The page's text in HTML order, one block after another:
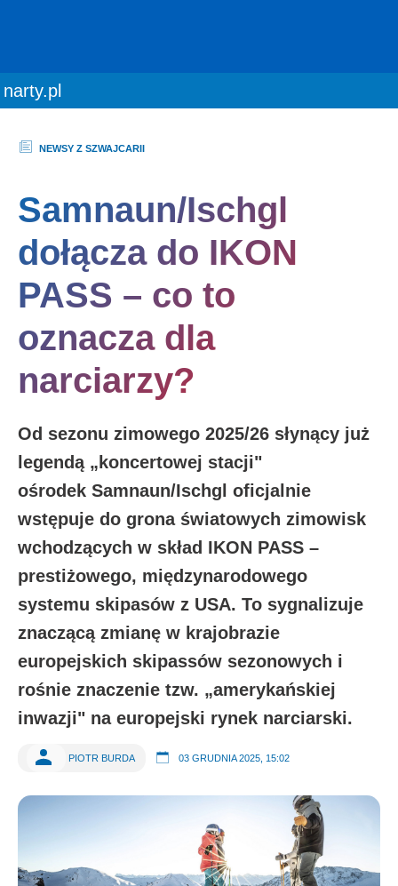
You are here:
narty.pl
NEWSY Z SZWAJCARII
Samnaun/Ischgl
dołącza do IKON
PASS – co to
oznacza dla
narciarzy?
Od sezonu zimowego 2025/26 słynący już
legendą „koncertowej stacji"
ośrodek Samnaun/Ischgl oficjalnie
wstępuje do grona światowych zimowisk
wchodzących w skład IKON PASS –
prestiżowego, międzynarodowego
systemu skipasów z USA. To sygnalizuje
znaczącą zmianę w krajobrazie
europejskich skipassów sezonowych i
rośnie znaczenie tzw. „amerykańskiej
inwazji" na europejski rynek narciarski.
PIOTR BURDA 03 GRUDNIA 2025, 15:02